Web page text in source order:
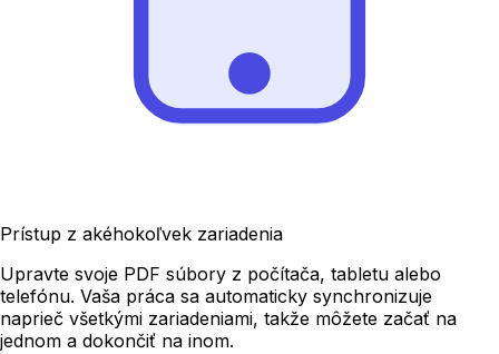
Prístup z akéhokoľvek zariadenia
Upravte svoje PDF súbory z počítača, tabletu alebo
telefónu. Vaša práca sa automaticky synchronizuje
naprieč všetkými zariadeniami, takže môžete začať na
jednom a dokončiť na inom.